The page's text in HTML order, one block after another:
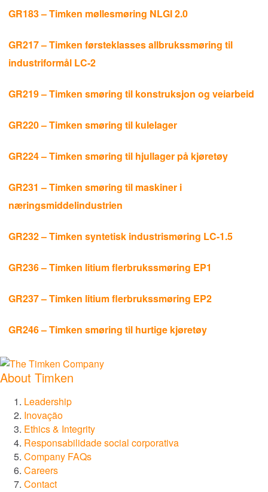
Inovação
carreiras
Ferramentas de engenharia
TIMKEN
WORLD
GR183 – Timken møllesmøring NLGI 2.0
GR217 – Timken førsteklasses allbrukssmøring til
industriformål LC-2
GR219 – Timken smøring til konstruksjon og veiarbeid
GR220 – Timken smøring til kulelager
GR224 – Timken smøring til hjullager på kjøretøy
GR231 – Timken smøring til maskiner i
næringsmiddelindustrien
GR232 – Timken syntetisk industrismøring LC-1.5
GR236 – Timken litium flerbrukssmøring EP1
GR237 – Timken litium flerbrukssmøring EP2
GR246 – Timken smøring til hurtige kjøretøy
About Timken
Leadership
Inovação
Ethics & Integrity
Responsabilidade social corporativa
Company FAQs
Careers
Contact